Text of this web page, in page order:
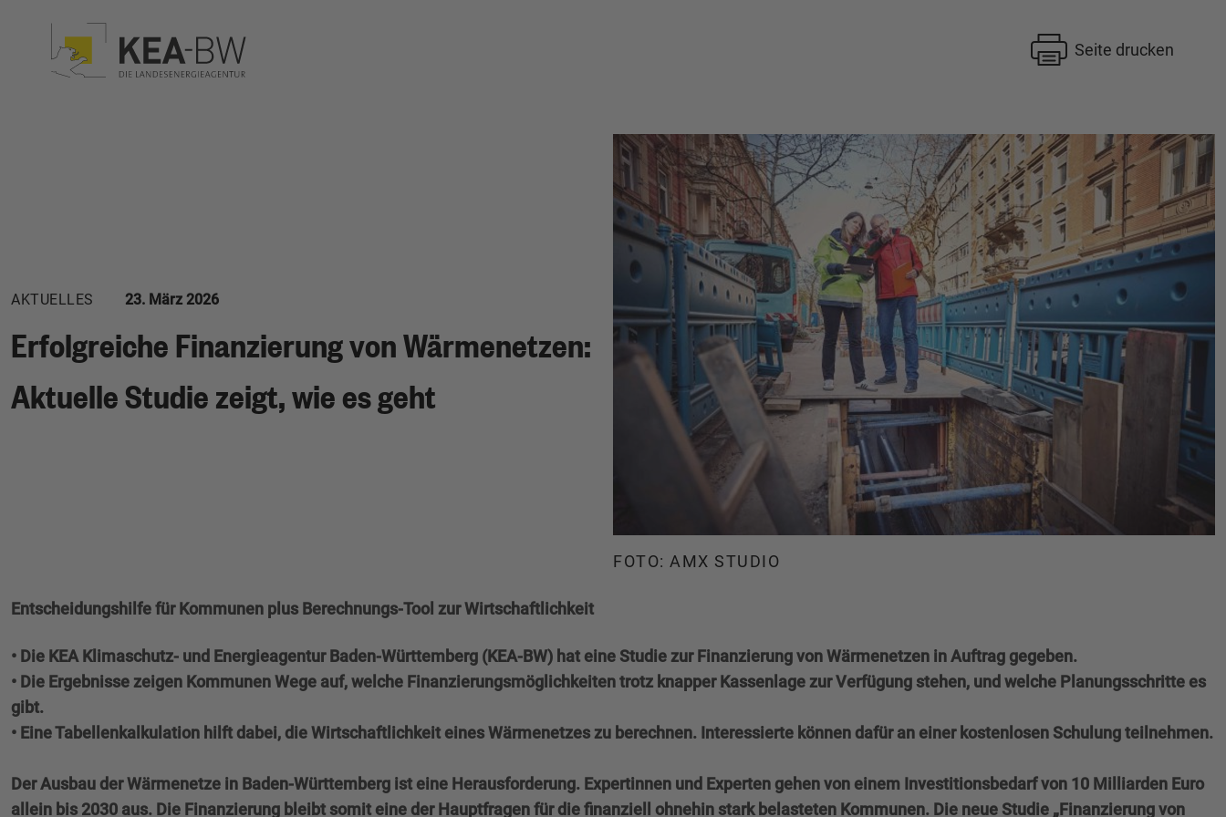
Seite drucken
AKTUELLES 23. März 2026
Erfolgreiche Finanzierung von Wärmenetzen:
Aktuelle Studie zeigt, wie es geht
FOTO: AMX STUDIO
Entscheidungshilfe für Kommunen plus Berechnungs-Tool zur Wirtschaftlichkeit
• Die KEA Klimaschutz- und Energieagentur Baden-Württemberg (KEA-BW) hat eine Studie zur Finanzierung von Wärmenetzen in Auftrag gegeben.
• Die Ergebnisse zeigen Kommunen Wege auf, welche Finanzierungsmöglichkeiten trotz knapper Kassenlage zur Verfügung stehen, und welche Planungsschritte es
gibt.
• Eine Tabellenkalkulation hilft dabei, die Wirtschaftlichkeit eines Wärmenetzes zu berechnen. Interessierte können dafür an einer kostenlosen Schulung teilnehmen.
Der Ausbau der Wärmenetze in Baden-Württemberg ist eine Herausforderung. Expertinnen und Experten gehen von einem Investitionsbedarf von 10 Milliarden Euro
allein bis 2030 aus. Die Finanzierung bleibt somit eine der Hauptfragen für die finanziell ohnehin stark belasteten Kommunen. Die neue Studie „Finanzierung von